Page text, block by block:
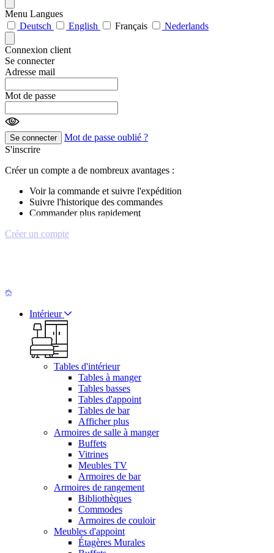
Menu Langues
Deutsch
English Français Nederlands
Connexion client
Se connecter
Adresse mail
Mot de passe
Se connecter
Mot de passe oublié ?
S'inscrire
Créer un compte a de nombreux avantages :
Voir la commande et suivre l'expédition
Suivre l'historique des commandes
Commander plus rapidement
Créer un compte
Intérieur
Tables d'intérieur
Tables à manger
Tables basses
Tables d'appoint
Tables de bar
Afficher plus
Armoires de salle à manger
Buffets
Vitrines
Meubles TV
Armoires de bar
Armoires de rangement
Bibliothèques
Commodes
Armoires de couloir
Meubles d'appoint
Étagères Murales